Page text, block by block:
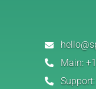
Main:
Support: